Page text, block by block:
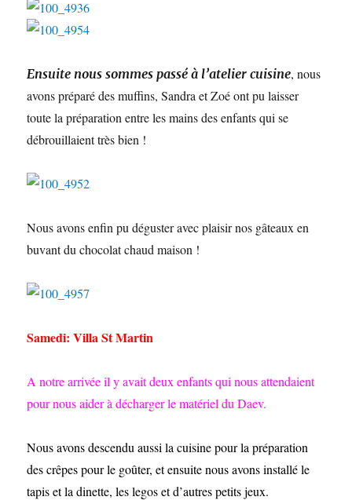
Ensuite nous sommes passé à l’atelier cuisine, nous
avons préparé des muffins, Sandra et Zoé ont pu laisser
toute la préparation entre les mains des enfants qui se
débrouillaient très bien !
Nous avons enfin pu déguster avec plaisir nos gâteaux en
buvant du chocolat chaud maison !
Samedi: Villa St Martin
A notre arrivée il y avait deux enfants qui nous attendaient
pour nous aider à décharger le matériel du Daev.
Nous avons descendu aussi la cuisine pour la préparation
des crêpes pour le goûter, et ensuite nous avons installé le
tapis et la dinette, les legos et d’autres petits jeux.